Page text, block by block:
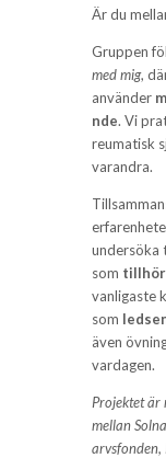
Är du
Gruppen
med mig,
använder
nde. Vi
reumatisk
varandra.
undersöka
som
vanligaste
som
även
vardagen.
Projektet är
mellan
arvsfonden,